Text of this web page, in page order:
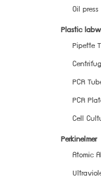
Oil press
Plastic
Pipette
PCR
PCR
Cell
Perkinelmer
Atomic